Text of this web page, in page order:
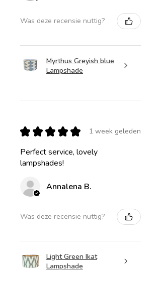
Was deze recensie nuttig?
Myrthus Greyish blue
Lampshade
★ ★ ★ ★ ★ 1 week geleden
Perfect service, lovely
lampshades!
Annalena B.
Was deze recensie nuttig?
Light Green Ikat
Lampshade